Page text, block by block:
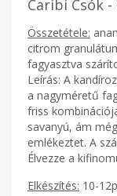
Caribi Csók
Összetétele:
citrom
fagyasztva
Leírás: A
a nagyméretű
friss
savanyú, ám
emlékeztet. A
Élvezze a
Elkészítés: 10-